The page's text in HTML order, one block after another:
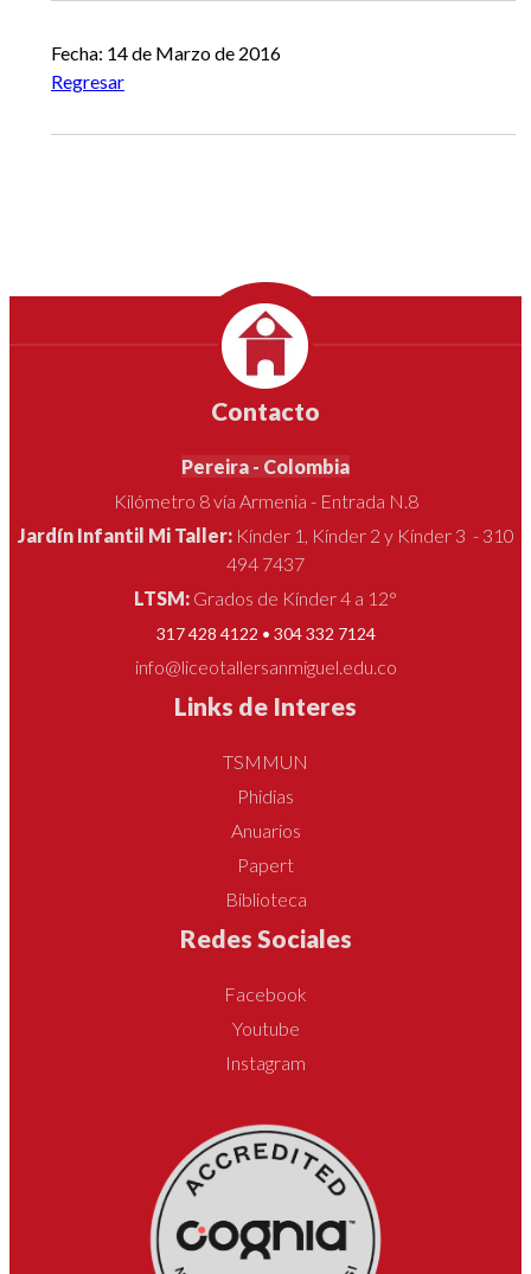
Fecha: 14 de Marzo de 2016
Regresar
Contacto
Pereira - Colombia
Kilómetro 8 vía Armenia - Entrada N.8
Jardín Infantil Mi Taller: Kínder 1, Kínder 2 y Kínder 3 - 310
494 7437
LTSM: Grados de Kínder 4 a 12°
317 428 4122 • 304 332 7124
info@liceotallersanmiguel.edu.co
Links de Interes
TSMMUN
Phidias
Anuarios
Papert
Biblioteca
Redes Sociales
Facebook
Youtube
Instagram